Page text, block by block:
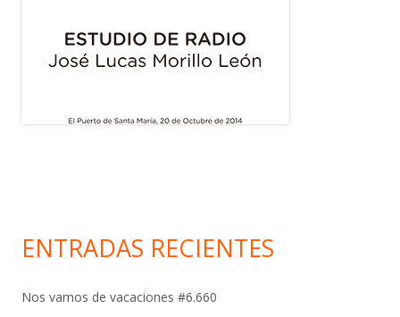
ENTRADAS RECIENTES
Nos vamos de vacaciones #6.660